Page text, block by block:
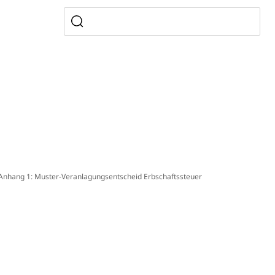
1: Muster-Veranlagungsentscheid Erbschaftssteuer
Zivilstandsamt, Erben, Erbenliste
Betriebe, Alarmierung, Sirenentest